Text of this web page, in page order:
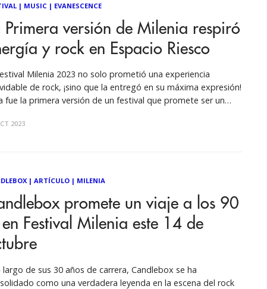
| MUSIC| EVANESCENCE
Primera versión de Milenia respiró
y rock en Espacio Riesco
Milenia 2023 no solo prometió una experiencia
de rock, ¡sino que la entregó en su máxima expresión!
fue la primera versión de un festival que promete ser un
Riesco comenzó pasada la hora del
2023
| ARTÍCULO| MILENIA
promete un viaje a los 90
en Festival Milenia este 14 de
largo de sus 30 años de carrera, Candlebox se ha
como una verdadera leyenda en la escena del rock